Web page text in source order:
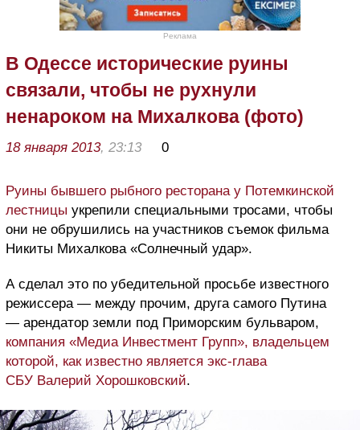
Реклама
В Одессе исторические руины
связали, чтобы не рухнули
ненароком на Михалкова (фото)
18 января 2013, 23:13 0
Руины бывшего рыбного ресторана у Потемкинской
лестницы укрепили специальными тросами, чтобы
они не обрушились на участников съемок фильма
Никиты Михалкова «Солнечный удар».
А сделал это по убедительной просьбе известного
режиссера — между прочим, друга самого Путина
— арендатор земли под Приморским бульваром,
компания «Медиа Инвестмент Групп», владельцем
которой, как известно является экс-глава
СБУ Валерий Хорошковский.